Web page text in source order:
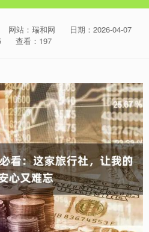
网站：瑞和网
日期：2026-04-07
查看：197